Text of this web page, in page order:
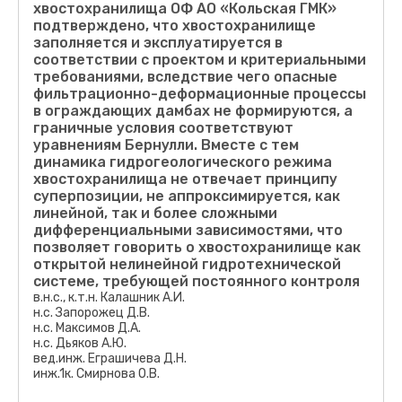
Рисунок - Модельные закономерности трансформации
объекта складирования жидких минерально-сырьевых
отходов горного производства как нестационарной природно-
технической системы.
На базе гидрогеологической модели разработана
гидрогеомеханическая 3D модель фрагмента
хвостохранилища, включающего рассекающую дамбу,
построенную на хвостовых отложениях с иловыми
прослойками.
Моделированием выявлены скачкообразные
изменения фильтрационно-деформационных
процессов, достигающие критериальных, и
определяющие механическую и фильтрационную
устойчивость грунтов рассекающей дамбы как
линейного насыпного грунтового сооружения на
слабом основании.
хвостохранилища ОФ АО «Кольская ГМК»
подтверждено, что хвостохранилище
заполняется и эксплуатируется в
соответствии с проектом и критериальными
требованиями, вследствие чего опасные
фильтрационно-деформационные процессы
в ограждающих дамбах не формируются, а
граничные условия соответствуют
уравнениям Бернулли. Вместе с тем
динамика гидрогеологического режима
хвостохранилища не отвечает принципу
суперпозиции, не аппроксимируется, как
линейной, так и более сложными
дифференциальными зависимостями, что
позволяет говорить о хвостохранилище как
открытой нелинейной гидротехнической
системе, требующей постоянного контроля
в.н.с., к.т.н. Калашник А.И.
н.с. Запорожец Д.В.
н.с. Максимов Д.А.
н.с. Дьяков А.Ю.
вед.инж. Еграшичева Д.Н.
инж.1к. Смирнова О.В.